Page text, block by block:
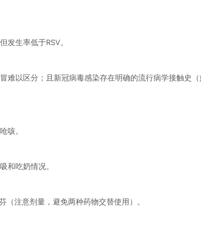
生率低于RSV。
区分；且新冠病毒感染存在明确的流行病学接触史（
咳。
吃奶情况。
注意剂量，避免两种药物交替使用）。